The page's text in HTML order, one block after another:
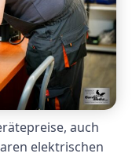
auch
elektrischen